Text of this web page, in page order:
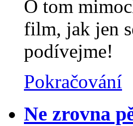
O tom
film, jak jen
podívejme!
Pokračování
Ne zrovna